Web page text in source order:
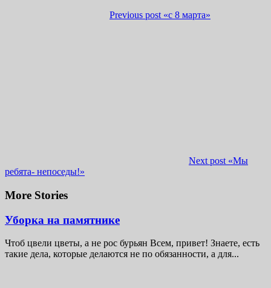
Previous post «с 8 марта»
Next post «Мы
ребята- непоседы!»
More Stories
Уборка на памятнике
Чтоб цвели цветы, а не рос бурьян Всем, привет! Знаете, есть
такие дела, которые делаются не по обязанности, а для...